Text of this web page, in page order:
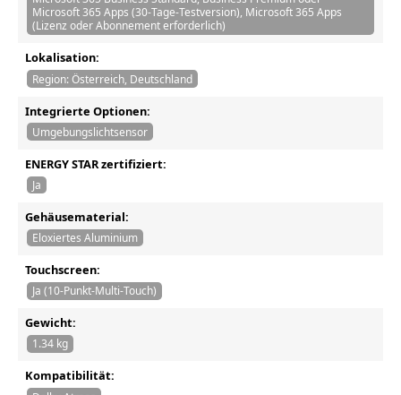
Microsoft 365 Apps (30-Tage-Testversion), Microsoft 365 Apps
(Lizenz oder Abonnement erforderlich)
Lokalisation:
Region: Österreich, Deutschland
Integrierte Optionen:
Umgebungslichtsensor
ENERGY STAR zertifiziert:
Ja
Gehäusematerial:
Eloxiertes Aluminium
Touchscreen:
Ja (10-Punkt-Multi-Touch)
Gewicht:
1.34 kg
Kompatibilität: